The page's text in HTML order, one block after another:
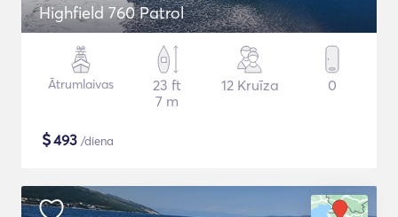
Highfield 760 Patrol
Ātrumlaivas
23 ft
7 m
12 Kruīza 0
$493 /diena